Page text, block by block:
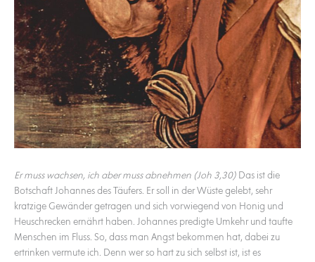
Er muss wachsen, ich aber muss abnehmen (Joh 3,30) Das ist die
Botschaft Johannes des Täufers. Er soll in der Wüste gelebt, sehr
kratzige Gewänder getragen und sich vorwiegend von Honig und
Heuschrecken ernährt haben. Johannes predigte Umkehr und taufte
Menschen im Fluss. So, dass man Angst bekommen hat, dabei zu
ertrinken vermute ich. Denn wer so hart zu sich selbst ist, ist es